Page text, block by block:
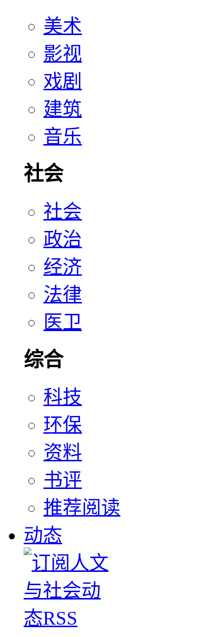
美术
影视
戏剧
建筑
音乐
社会
社会
政治
经济
法律
医卫
综合
科技
环保
资料
书评
推荐阅读
动态